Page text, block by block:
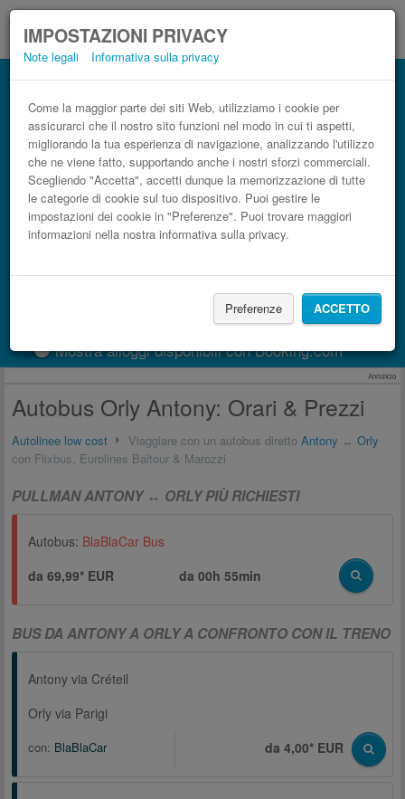
IMPOSTAZIONI PRIVACY
Note legali Informativa sulla privacy
Come la maggior parte dei siti Web, utilizziamo i cookie per
assicurarci che il nostro sito funzioni nel modo in cui ti aspetti,
migliorando la tua esperienza di navigazione, analizzando l'utilizzo
che ne viene fatto, supportando anche i nostri sforzi commerciali.
Scegliendo "Accetta", accetti dunque la memorizzazione di tutte
le categorie di cookie sul tuo dispositivo. Puoi gestire le
impostazioni dei cookie in "Preferenze". Puoi trovare maggiori
informazioni nella nostra informativa sulla privacy.
Preferenze ACCETTO
Autobus Antony Orly low cost
Prenota il biglietto del pullman più economico
Mostra alloggi disponibili con Booking.com
Annuncio
Autobus Orly Antony: Orari & Prezzi
Autolinee low cost Viaggiare con un autobus diretto Antony ↔ Orly
con Flixbus, Eurolines Baltour & Marozzi
PULLMAN ANTONY ↔ ORLY PIÙ RICHIESTI
Autobus: BlaBlaCar Bus
da 69,99* EUR
da00h 55min
BUS DA ANTONY A ORLY A CONFRONTO CON IL TRENO
Antony via Créteil
Orly via Parigi
con: BlaBlaCar da 4,00* EUR